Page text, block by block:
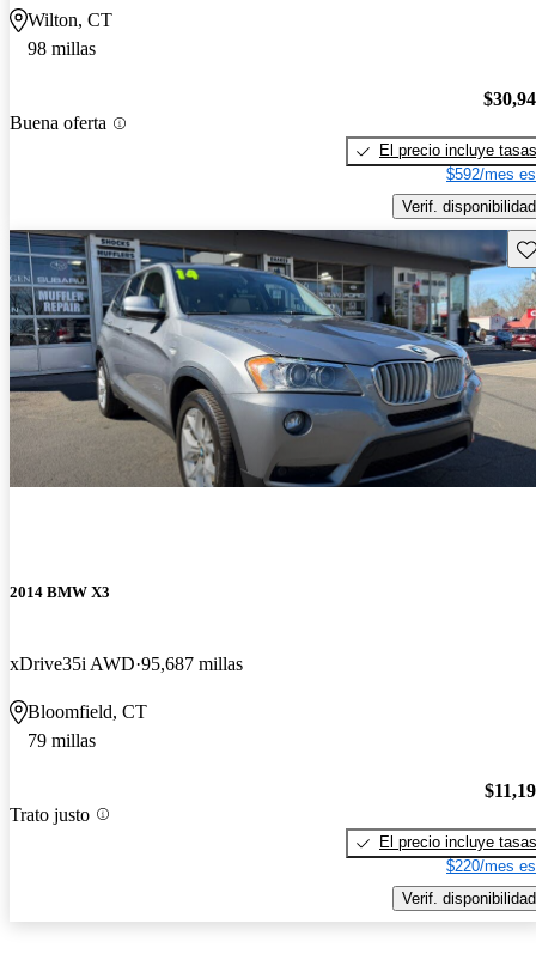
Wilton, CT
98 millas
Buena oferta
El precio incluye tasas
$592/mes
Verif. disponibilidad
2014 BMW X3
xDrive35i AWD 95,687 millas
Bloomfield, CT
79 millas
Trato justo
El precio incluye tasas
$220/mes
Verif. disponibilidad